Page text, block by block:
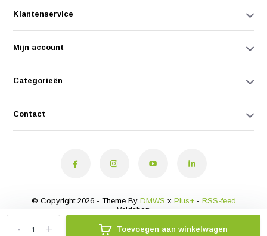
+
- Toevoegen aan winkelwagen
Klantenservice
Mijn account
Categorieën
Contact
© Copyright 2026 - Theme By DMWS x Plus+- RSS-feed
Veldshop